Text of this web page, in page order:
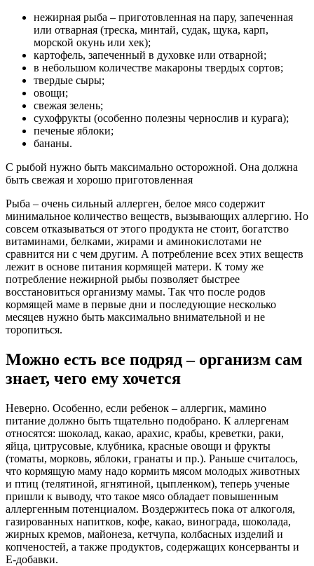
нежирная рыба – приготовленная на пару, запеченная
или отварная (треска, минтай, судак, щука, карп,
морской окунь или хек);
картофель, запеченный в духовке или отварной;
в небольшом количестве макароны твердых сортов;
твердые сыры;
овощи;
свежая зелень;
сухофрукты (особенно полезны чернослив и курага);
печеные яблоки;
бананы.
С рыбой нужно быть максимально осторожной. Она должна
быть свежая и хорошо приготовленная
Рыба – очень сильный аллерген, белое мясо содержит
минимальное количество веществ, вызывающих аллергию. Но
совсем отказываться от этого продукта не стоит, богатство
витаминами, белками, жирами и аминокислотами не
сравнится ни с чем другим. А потребление всех этих веществ
лежит в основе питания кормящей матери. К тому же
потребление нежирной рыбы позволяет быстрее
восстановиться организму мамы. Так что после родов
кормящей маме в первые дни и последующие несколько
месяцев нужно быть максимально внимательной и не
торопиться.
Можно есть все подряд – организм сам
знает, чего ему хочется
Неверно. Особенно, если ребенок – аллергик, мамино
питание должно быть тщательно подобрано. К аллергенам
относятся: шоколад, какао, арахис, крабы, креветки, раки,
яйца, цитрусовые, клубника, красные овощи и фрукты
(томаты, морковь, яблоки, гранаты и пр.). Раньше считалось,
что кормящую маму надо кормить мясом молодых животных
и птиц (телятиной, ягнятиной, цыпленком), теперь ученые
пришли к выводу, что такое мясо обладает повышенным
аллергенным потенциалом. Воздержитесь пока от алкоголя,
газированных напитков, кофе, какао, винограда, шоколада,
жирных кремов, майонеза, кетчупа, колбасных изделий и
копченостей, а также продуктов, содержащих консерванты и
Е-добавки.